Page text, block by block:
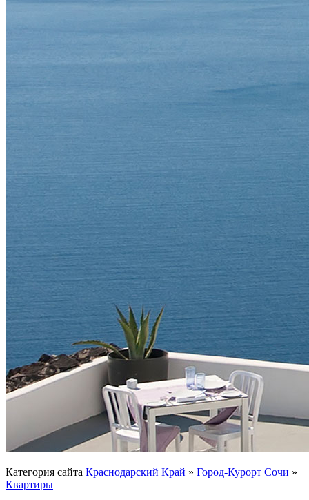
Категория сайта Краснодарский Край » Город-Курорт Сочи »
Квартиры